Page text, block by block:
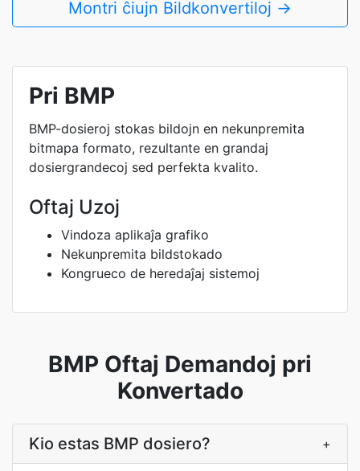
Montri ĉiujn Bildkonvertiloj →
Pri BMP
BMP-dosieroj stokas bildojn en nekunpremita
bitmapa formato, rezultante en grandaj
dosiergrandecoj sed perfekta kvalito.
Oftaj Uzoj
Vindoza aplikaĵa grafiko
Nekunpremita bildstokado
Kongrueco de heredaĵaj sistemoj
BMP Oftaj Demandoj pri
Konvertado
Kio estas BMP dosiero? +